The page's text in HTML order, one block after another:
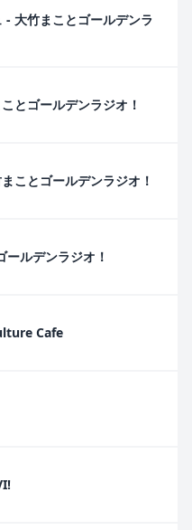
- 大竹まことゴールデンラ
とゴールデンラジオ！
ことゴールデンラジオ！
ルデンラジオ！
Cafe